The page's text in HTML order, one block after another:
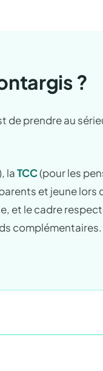
?
prendre au
laTCC(pour les
et jeune lors
et le cadre
complémentaires.